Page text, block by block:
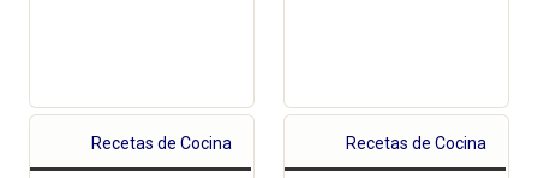
Recetas de Cocina Recetas de Cocina